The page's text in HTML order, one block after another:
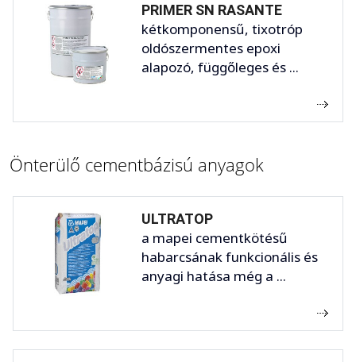
PRIMER SN RASANTE
kétkomponensű, tixotróp
oldószermentes epoxi
alapozó, függőleges és ...
Önterülő cementbázisú anyagok
ULTRATOP
a mapei cementkötésű
habarcsának funkcionális és
anyagi hatása még a ...